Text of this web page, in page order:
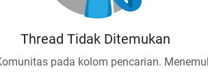
Thread Tidak Ditemukan
pada kolom pencarian.